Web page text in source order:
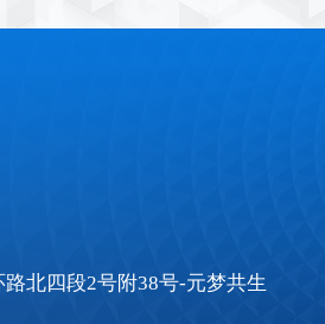
北四段2号附38号-元梦共生